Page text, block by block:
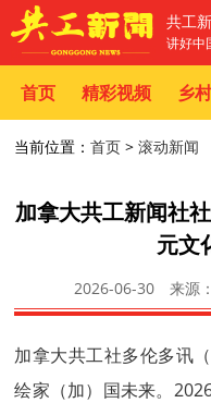
共工
讲好中
首页 精彩视频 乡
当前位置：首页 >滚动新闻
加拿大共工新闻社
元文
2026-06-30 来源
加拿大共工社多伦多讯
绘家（加）国未来。